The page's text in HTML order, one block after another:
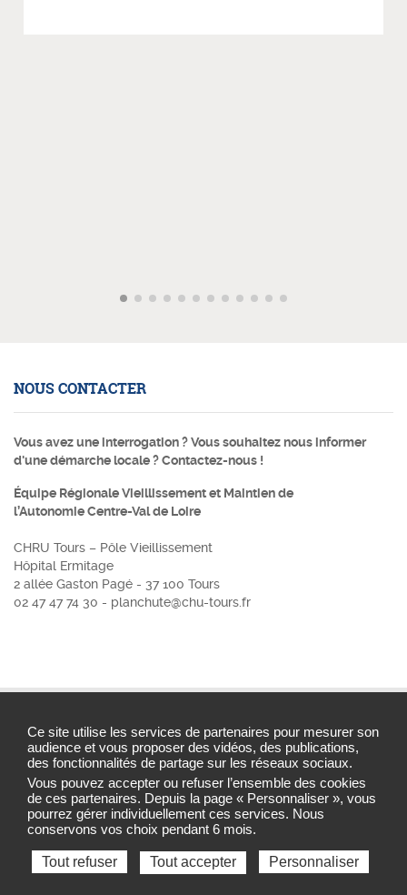
Ce site utilise les services de partenaires pour mesurer son
audience et vous proposer des vidéos, des publications,
des fonctionnalités de partage sur les réseaux sociaux.
Vous pouvez accepter ou refuser l’ensemble des cookies
de ces partenaires. Depuis la page « Personnaliser », vous
pourrez gérer individuellement ces services. Nous
conservons vos choix pendant 6 mois.
Tout refuser Tout accepter Personnaliser
NOUS CONTACTER
Vous avez une interrogation ? Vous souhaitez nous informer
d'une démarche locale ? Contactez-nous !
Équipe Régionale Vieillissement et Maintien de
l’Autonomie Centre-Val de Loire
CHRU Tours – Pôle Vieillissement
Hôpital Ermitage
2 allée Gaston Pagé - 37 100 Tours
02 47 47 74 30 - planchute@chu-tours.fr
Contacts ERVMA & ARS Centre-Val de Loire
Plan du site
Gestion des cookies
ARS 2023